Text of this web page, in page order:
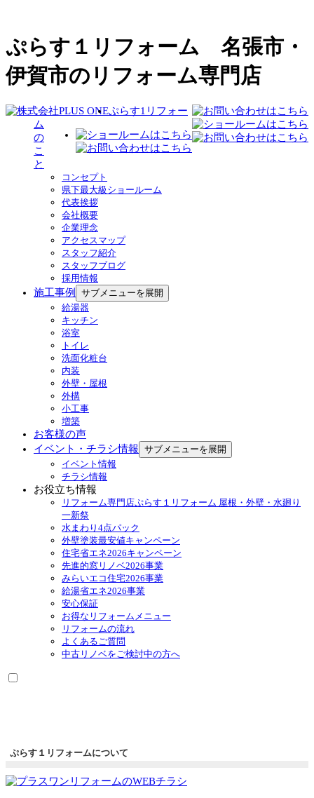
ぷらす１リフォーム 名張市・
伊賀市のリフォーム専門店
ぷらす1リフォー
ム
の
こ
と
コンセプト
県下最大級ショールーム
代表挨拶
会社概要
企業理念
アクセスマップ
スタッフ紹介
スタッフブログ
採用情報
施工事例
サブメニューを展開
給湯器
キッチン
浴室
トイレ
洗面化粧台
内装
外壁・屋根
外構
小工事
増築
お客様の声
イベント・チラシ情報 サブメニューを展開
イベント情報
チラシ情報
お役立ち情報
リフォーム専門店ぷらす１リフォーム 屋根・外壁・水廻り
一新祭
水まわり4点パック
外壁塗装最安値キャンペーン
住宅省エネ2026キャンペーン
先進的窓リノベ2026事業
みらいエコ住宅2026事業
給湯省エネ2026事業
安心保証
お得なリフォームメニュー
リフォームの流れ
よくあるご質問
中古リノベをご検討中の方へ
ぷらす１リフォームについて